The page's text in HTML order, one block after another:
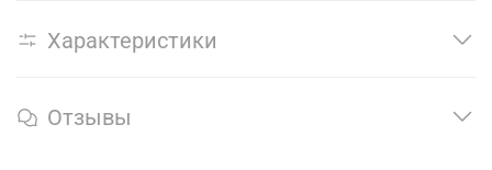
Характеристики
Отзывы